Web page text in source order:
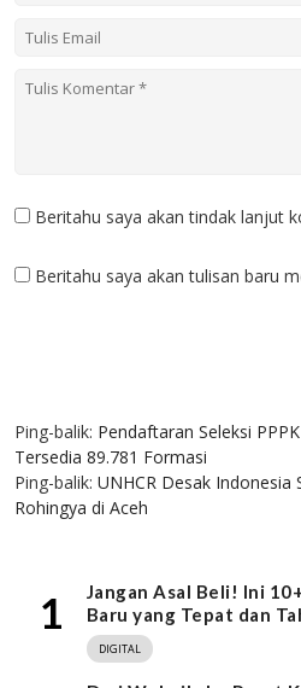
Beritahu saya akan tindak lanjut
Beritahu saya akan tulisan baru
Ping-balik: Pendaftaran Seleksi
Tersedia 89.781 Formasi
Ping-balik: UNHCR Desak Indonesia
Rohingya di Aceh
1
Jangan Asal Beli! Ini
Baru yang Tepat dan
DIGITAL